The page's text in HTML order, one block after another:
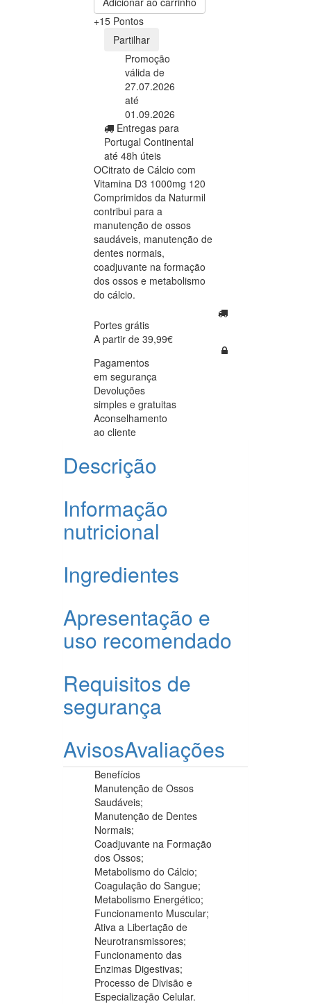
+15 Pontos
Partilhar
Promoção
válida de
27.07.2026
até
01.09.2026
Entregas para
Portugal Continental
até 48h úteis
OCitrato de Cálcio com
Vitamina D3 1000mg 120
Comprimidos da Naturmil
contribui para a
manutenção de ossos
saudáveis, manutenção de
dentes normais,
coadjuvante na formação
dos ossos e metabolismo
do cálcio.
Portes grátis
A partir de 39,99€
Pagamentos
em segurança
Devoluções
simples e gratuitas
Aconselhamento
ao cliente
Descrição
Informação
nutricional
Ingredientes
Apresentação e
uso recomendado
Requisitos de
segurança
AvisosAvaliações
Benefícios
Manutenção de Ossos
Saudáveis;
Manutenção de Dentes
Normais;
Coadjuvante na Formação
dos Ossos;
Metabolismo do Cálcio;
Coagulação do Sangue;
Metabolismo Energético;
Funcionamento Muscular;
Ativa a Libertação de
Neurotransmissores;
Funcionamento das
Enzimas Digestivas;
Processo de Divisão e
Especialização Celular.